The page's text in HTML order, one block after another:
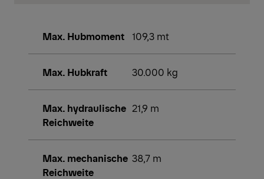
Max. Hubmoment 109,3 mt
Max. Hubkraft 30.000 kg
Max. hydraulische
Reichweite
21,9 m
Max. mechanische
Reichweite
38,7 m